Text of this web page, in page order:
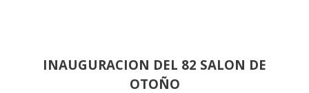
INAUGURACION DEL 82 SALON DE
OTOÑO